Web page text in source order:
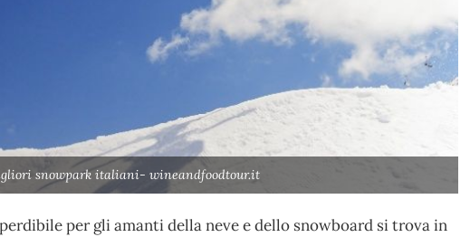
snowpark italiani- wineandfoodtour.it
per gli amanti della neve e dello snowboard si trova in